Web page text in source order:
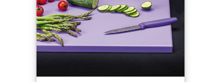
NOUVEAUTÉS
MON COMPTE